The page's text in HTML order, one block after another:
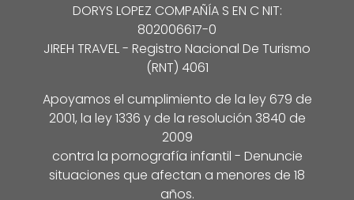
DORYS LOPEZ COMPAÑÍA S EN C NIT:
802006617-0
JIREH TRAVEL - Registro Nacional De Turismo
(RNT) 4061
Apoyamos el cumplimiento de la ley 679 de
2001, la ley 1336 y de la resolución 3840 de
2009
contra la pornografía infantil - Denuncie
situaciones que afectan a menores de 18
años.